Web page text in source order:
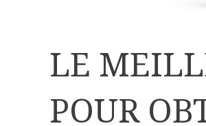
LE
POUR